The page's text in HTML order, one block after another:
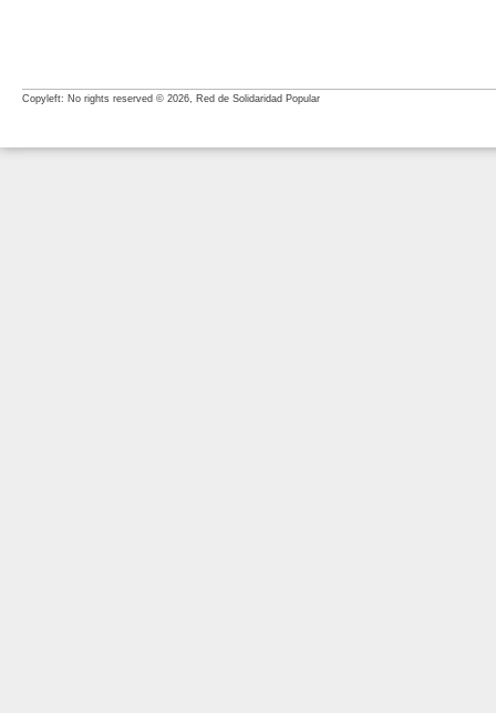
Copyleft: No rights reserved © 2026, Red de Solidaridad Popular